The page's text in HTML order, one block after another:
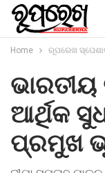
Home ରୂପରେଖ
ଭାରତୀୟ
ଆର୍ଥିକ
ପ୍ରମୁଖ